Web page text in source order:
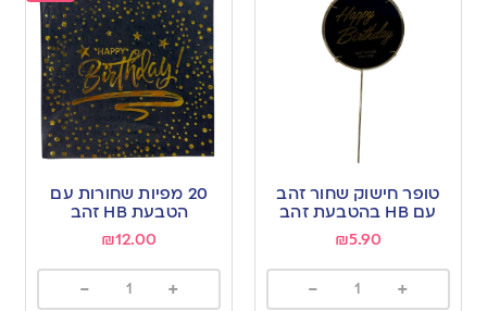
טופר חישוק שחור זהב
עם HB בהטבעת זהב
₪5.90
+
-
20 מפיות שחורות עם
הטבעת HB זהב
₪12.00
+
-